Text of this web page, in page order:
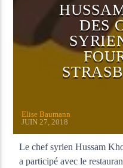
DES
Elise Baumann
JUIN 27, 2018
Le chef syrien Hussam
a participé avec le